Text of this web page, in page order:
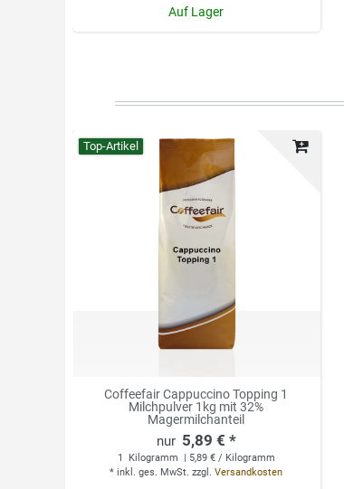
Auf Lager
Top-Artikel
Coffeefair Cappuccino Topping 1
Milchpulver 1kg mit 32%
Magermilchanteil
5,89 € *
1 Kilogramm
| 5,89 € / Kilogramm
*inkl. ges. MwSt. zzgl.Versandkosten